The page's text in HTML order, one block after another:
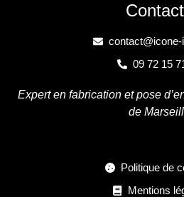
09 72 15
Expert en fabrication et pose
de
Politique de
Mentions